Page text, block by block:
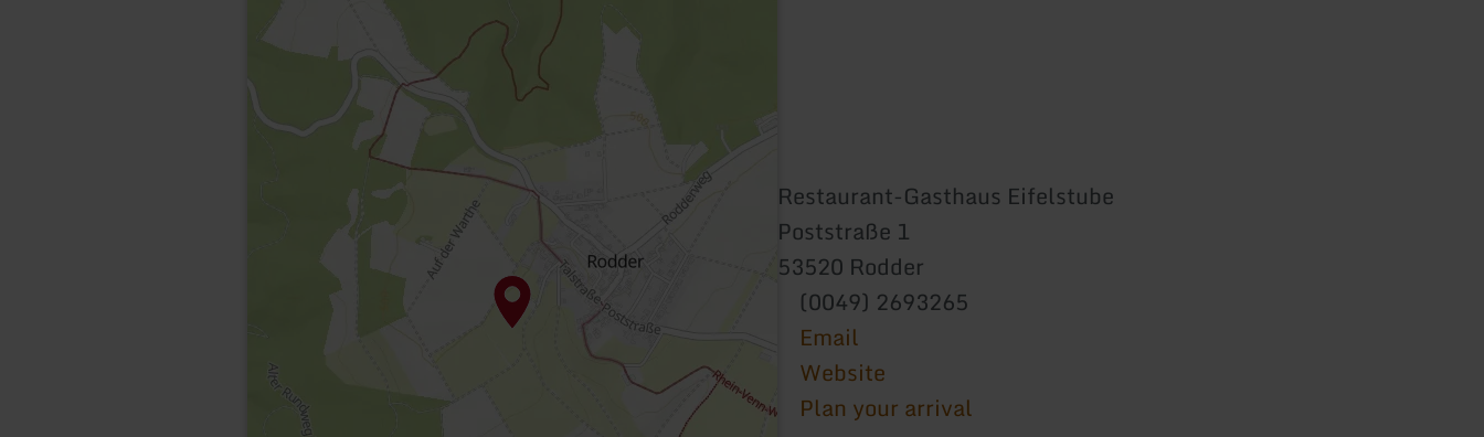
Restaurant-Gasthaus Eifelstube
Poststraße 1
53520 Rodder
(0049) 2693265
Email
Website
Plan your arrival